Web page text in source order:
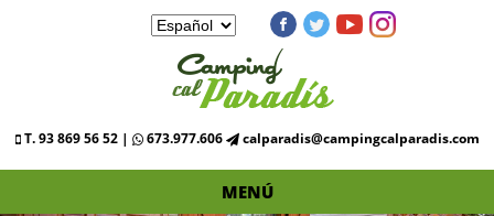
T. 93 869 56 52 | 673.977.606 calparadis@campingcalparadis.com
MENÚ